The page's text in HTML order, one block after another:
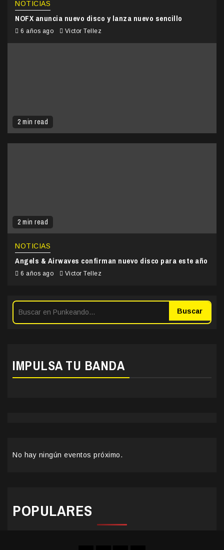
2 min read
NOTICIAS
NOFX anuncia nuevo disco y lanza nuevo sencillo
6 años ago Victor Tellez
2 min read
NOTICIAS
Angels & Airwaves confirman nuevo disco para este año
6 años ago Victor Tellez
Buscar
IMPULSA TU BANDA
No hay ningún eventos próximo.
POPULARES